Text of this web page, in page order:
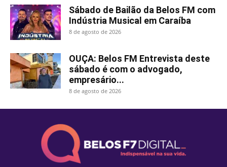
Sábado de Bailão da Belos FM com
Indústria Musical em Caraíba
8 de agosto de 2026
OUÇA: Belos FM Entrevista deste
sábado é com o advogado,
empresário...
8 de agosto de 2026